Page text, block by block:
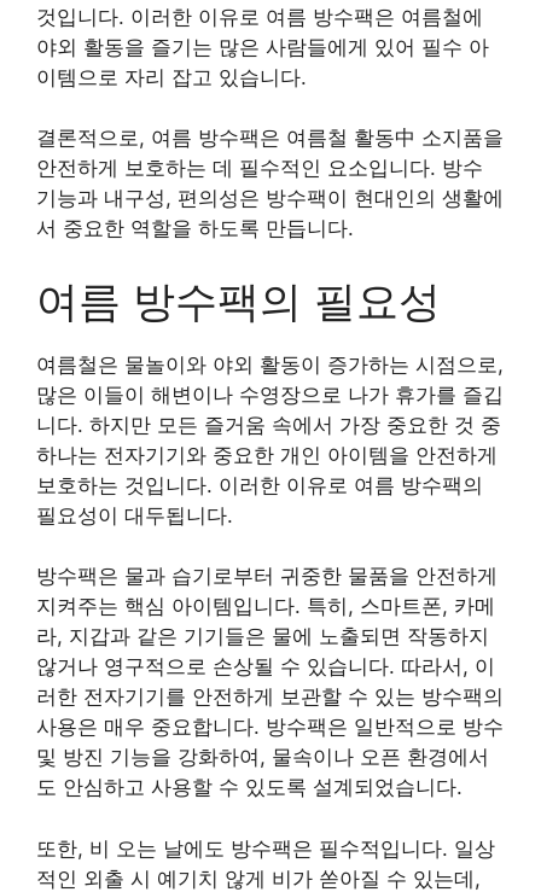
것입니다. 이러한 이유로 여름 방수팩은 여름철에
야외 활동을 즐기는 많은 사람들에게 있어 필수 아
이템으로 자리 잡고 있습니다.
결론적으로, 여름 방수팩은 여름철 활동中 소지품을
안전하게 보호하는 데 필수적인 요소입니다. 방수
기능과 내구성, 편의성은 방수팩이 현대인의 생활에
서 중요한 역할을 하도록 만듭니다.
여름 방수팩의 필요성
여름철은 물놀이와 야외 활동이 증가하는 시점으로,
많은 이들이 해변이나 수영장으로 나가 휴가를 즐깁
니다. 하지만 모든 즐거움 속에서 가장 중요한 것 중
하나는 전자기기와 중요한 개인 아이템을 안전하게
보호하는 것입니다. 이러한 이유로 여름 방수팩의
필요성이 대두됩니다.
방수팩은 물과 습기로부터 귀중한 물품을 안전하게
지켜주는 핵심 아이템입니다. 특히, 스마트폰, 카메
라, 지갑과 같은 기기들은 물에 노출되면 작동하지
않거나 영구적으로 손상될 수 있습니다. 따라서, 이
러한 전자기기를 안전하게 보관할 수 있는 방수팩의
사용은 매우 중요합니다. 방수팩은 일반적으로 방수
및 방진 기능을 강화하여, 물속이나 오픈 환경에서
도 안심하고 사용할 수 있도록 설계되었습니다.
또한, 비 오는 날에도 방수팩은 필수적입니다. 일상
적인 외출 시 예기치 않게 비가 쏟아질 수 있는데,